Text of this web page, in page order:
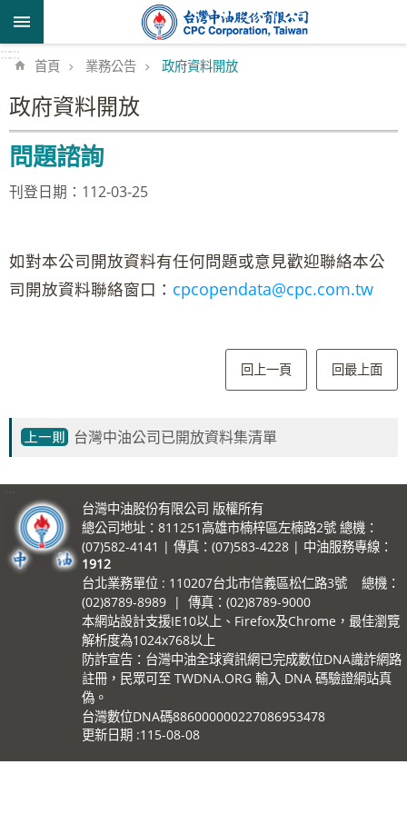
跳到主要內容區塊
::::::
首頁 業務公告 政府資料開放
政府資料開放
問題諮詢
刊登日期：112-03-25
如對本公司開放資料有任何問題或意見歡迎聯絡本公
司開放資料聯絡窗口： cpcopendata@cpc.com.tw
回上一頁 回最上面
台灣中油公司已開放資料集清單
台灣中油股份有限公司 版權所有
總公司地址：811251高雄市楠梓區左楠路2號 總機：
(07)582-4141 | 傳真：(07)583-4228 | 中油服務專線：
1912
台北業務單位 : 110207台北市信義區松仁路3號 總機：
(02)8789-8989 | 傳真：(02)8789-9000
本網站設計支援IE10以上、Firefox及Chrome，最佳瀏覽
解析度為1024x768以上
防詐宣告：台灣中油全球資訊網已完成數位DNA識詐網路
註冊，民眾可至 TWDNA.ORG 輸入 DNA 碼驗證網站真
偽。
台灣數位DNA碼886000000227086953478
更新日期 115-08-08